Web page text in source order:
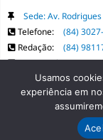
Sede: Av.
Telefone:
(84)
Redação:
(84)
Comercial: (84)
Copyright Grupo
reprodução do
Usamos
experiência em